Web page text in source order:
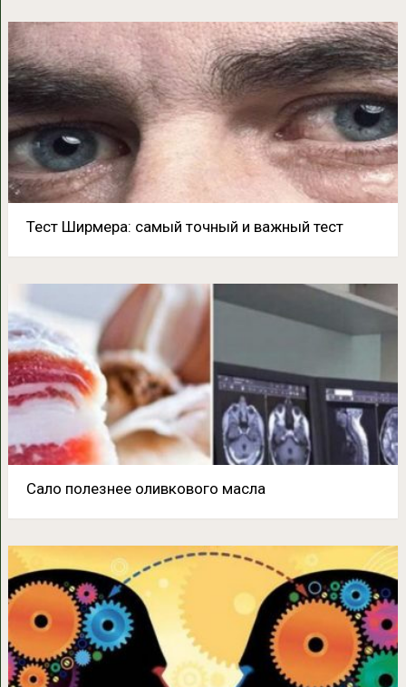
Тест Ширмера: самый точный и важный тест
Сало полезнее оливкового масла